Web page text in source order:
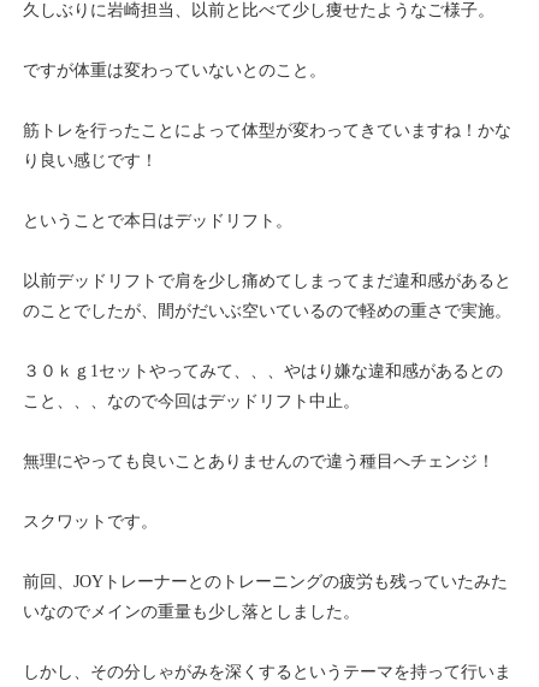
久しぶりに岩崎担当、以前と比べて少し痩せたようなご様子。
ですが体重は変わっていないとのこと。
筋トレを行ったことによって体型が変わってきていますね！かな
り良い感じです！
ということで本日はデッドリフト。
以前デッドリフトで肩を少し痛めてしまってまだ違和感があると
のことでしたが、間がだいぶ空いているので軽めの重さで実施。
３０ｋｇ1セットやってみて、、、やはり嫌な違和感があるとの
こと、、、なので今回はデッドリフト中止。
無理にやっても良いことありませんので違う種目へチェンジ！
スクワットです。
前回、JOYトレーナーとのトレーニングの疲労も残っていたみた
いなのでメインの重量も少し落としました。
しかし、その分しゃがみを深くするというテーマを持って行いま